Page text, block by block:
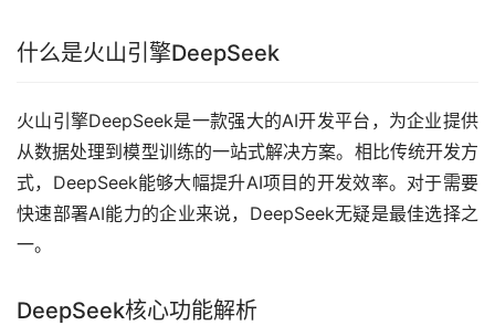
什么是火山引擎DeepSeek
火山引擎DeepSeek是一款强大的AI开发平台，为企业提供
从数据处理到模型训练的一站式解决方案。相比传统开发方
式，DeepSeek能够大幅提升AI项目的开发效率。对于需要
快速部署AI能力的企业来说，DeepSeek无疑是最佳选择之
一。
DeepSeek核心功能解析